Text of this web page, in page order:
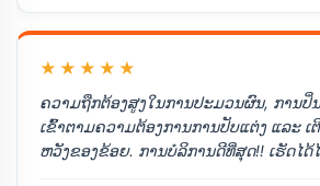
★★★★★
ຄວາມຖືກຕ້ອງສູງໃນການປະມວນຜົນ, ການປິ່
ເຂົ້າຕາມຄວາມຕ້ອງການການປັບແຕ່ງ ແລະ ເ
ຫວັງຂອງຂ້ອຍ. ການບໍລິການດີທີ່ສຸດ!! ເຮັດໄດ້